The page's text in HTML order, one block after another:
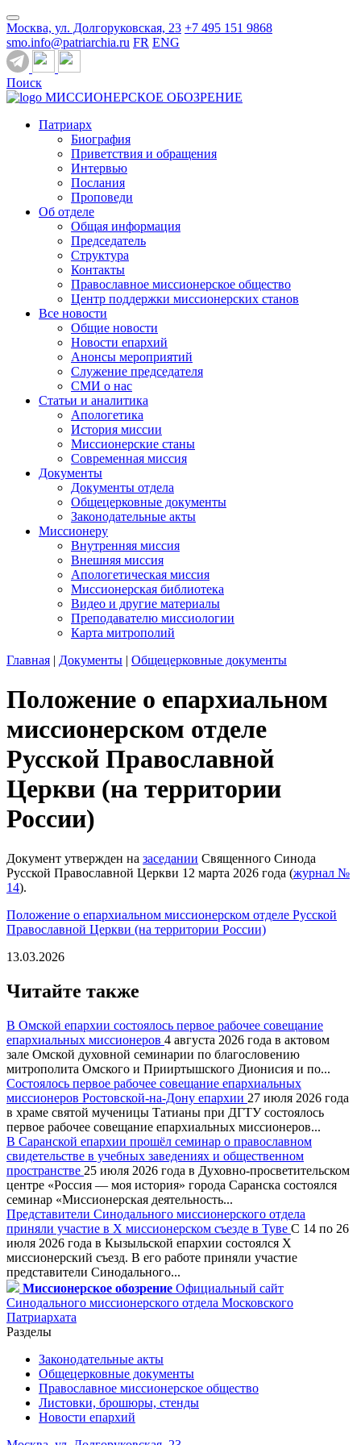
Москва, ул. Долгоруковская, 23 +7 495 151 9868
smo.info@patriarchia.ru FR ENG
Поиск
МИССИОНЕРСКОЕ ОБОЗРЕНИЕ
Патриарх
Биография
Приветствия и обращения
Интервью
Послания
Проповеди
Об отделе
Общая информация
Председатель
Структура
Контакты
Православное миссионерское общество
Центр поддержки миссионерских станов
Все новости
Общие новости
Новости епархий
Анонсы мероприятий
Служение председателя
СМИ о нас
Статьи и аналитика
Апологетика
История миссии
Миссионерские станы
Современная миссия
Документы
Документы отдела
Общецерковные документы
Законодательные акты
Миссионеру
Внутренняя миссия
Внешняя миссия
Апологетическая миссия
Миссионерская библиотека
Видео и другие материалы
Преподавателю миссиологии
Карта митрополий
Главная | Документы | Общецерковные документы
Положение о епархиальном
миссионерском отделе
Русской Православной
Церкви (на территории
России)
Документ утвержден на заседании Священного Синода
Русской Православной Церкви 12 марта 2026 года (журнал №
14).
Положение о епархиальном миссионерском отделе Русской
Православной Церкви (на территории России)
13.03.2026
Читайте также
В Омской епархии состоялось первое рабочее совещание
епархиальных миссионеров 4 августа 2026 года в актовом
зале Омской духовной семинарии по благословению
митрополита Омского и Прииртышского Дионисия и по...
Состоялось первое рабочее совещание епархиальных
миссионеров Ростовской-на-Дону епархии 27 июля 2026 года
в храме святой мученицы Татианы при ДГТУ состоялось
первое рабочее совещание епархиальных миссионеров...
В Саранской епархии прошёл семинар о православном
свидетельстве в учебных заведениях и общественном
пространстве 25 июля 2026 года в Духовно-просветительском
центре «Россия — моя история» города Саранска состоялся
семинар «Миссионерская деятельность...
Представители Синодального миссионерского отдела
приняли участие в X миссионерском съезде в Туве С 14 по 26
июля 2026 года в Кызыльской епархии состоялся X
миссионерский съезд. В его работе приняли участие
представители Синодального...
Миссионерское обозрение Официальный сайт
Синодального миссионерского отдела Московского
Патриархата
Разделы
Законодательные акты
Общецерковные документы
Православное миссионерское общество
Листовки, брошюры, стенды
Новости епархий